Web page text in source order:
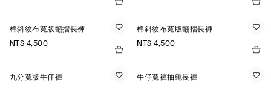
棉斜紋布寬版翻摺長褲
NT$ 4,500
棉斜紋布寬版翻摺長褲
NT$ 4,500
九分寬版牛仔褲
牛仔寬褲抽繩長褲